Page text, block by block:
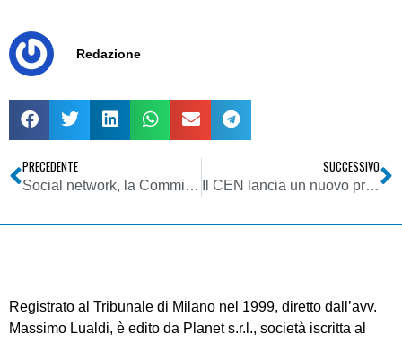
Redazione
PRECEDENTE
Social network, la Commissione Europea ne approva l’autoregolamentazione
SUCCESSIVO
Il CEN lancia un nuovo progetto: eGov-Share Workshop
Registrato al Tribunale di Milano nel 1999, diretto dall’avv.
Massimo Lualdi, è edito da Planet s.r.l., società iscritta al